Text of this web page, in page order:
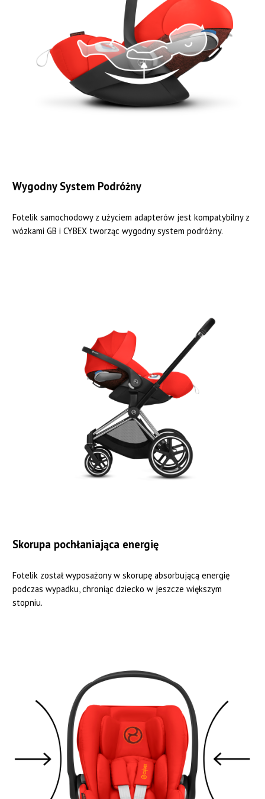
Wygodny System Podróżny
Fotelik samochodowy z użyciem adapterów jest kompatybilny z
wózkami GB i CYBEX tworząc wygodny system podróżny.
Skorupa pochłaniająca energię
Fotelik został wyposażony w skorupę absorbującą energię
podczas wypadku, chroniąc dziecko w jeszcze większym
stopniu.